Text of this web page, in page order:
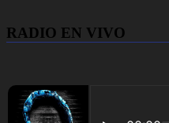
RADIO EN VIVO